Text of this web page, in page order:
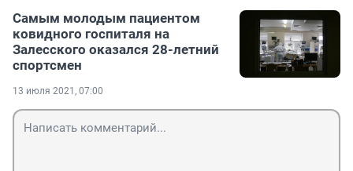
Самым молодым пациентом
ковидного госпиталя на
Залесского оказался 28-летний
спортсмен
13 июля 2021, 07:00